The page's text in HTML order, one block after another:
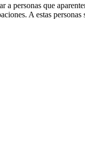
personas que
A estas